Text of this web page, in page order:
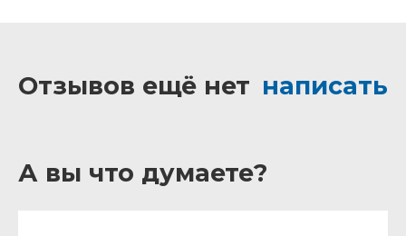
Отзывов ещё нет написать
А вы что думаете?